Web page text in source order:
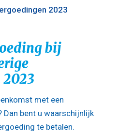
2023
bij
met een
Dan bent u waarschijnlijk
te betalen.